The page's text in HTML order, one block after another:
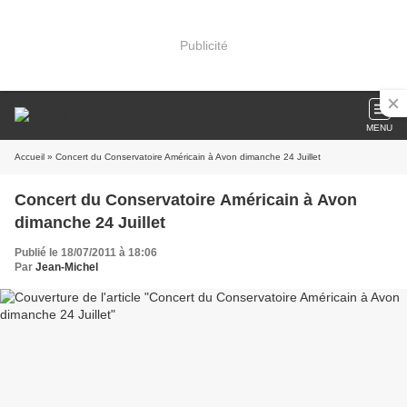
Publicité
MENU
Accueil » Concert du Conservatoire Américain à Avon dimanche 24 Juillet
Concert du Conservatoire Américain à Avon
dimanche 24 Juillet
Publié le 18/07/2011 à 18:06
Par Jean-Michel